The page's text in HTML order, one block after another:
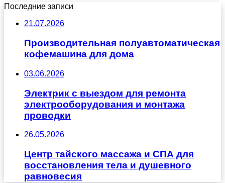
Последние записи
21.07.2026
Производительная полуавтоматическая
кофемашина для дома
03.06.2026
Электрик с выездом для ремонта
электрооборудования и монтажа
проводки
26.05.2026
Центр тайского массажа и СПА для
восстановления тела и душевного
равновесия